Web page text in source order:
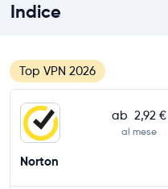
Indice
Top VPN 2026
ab 2,92 €
al mese
Norton